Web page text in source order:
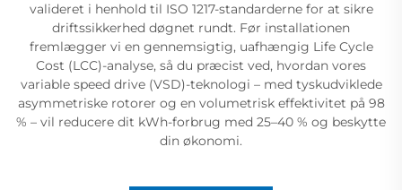
valideret i henhold til ISO 1217-standarderne for at sikre
driftssikkerhed døgnet rundt. Før installationen
fremlægger vi en gennemsigtig, uafhængig Life Cycle
Cost (LCC)-analyse, så du præcist ved, hvordan vores
variable speed drive (VSD)-teknologi – med tyskudviklede
asymmetriske rotorer og en volumetrisk effektivitet på 98
% – vil reducere dit kWh-forbrug med 25–40 % og beskytte
din økonomi.